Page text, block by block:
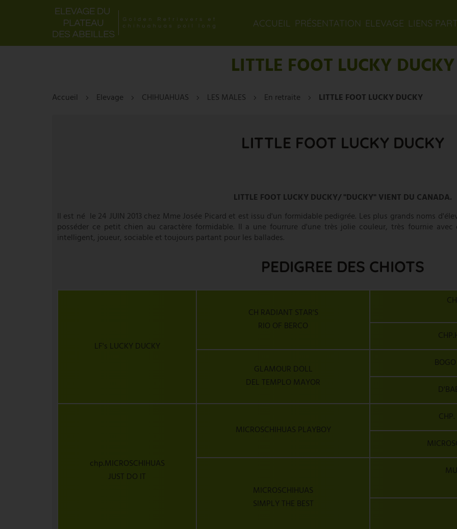
ACCUEIL PRÉSENTATION ELEVAGE LIENS
LITTLE FOOT LUCKY DUCKY
Accueil Elevage CHIHUAHUAS LES MALES En retraite LITTLE FOOT LUCKY DUCKY
LITTLE FOOT LUCKY DUCKY
LITTLE FOOT LUCKY DUCKY/ "DUCKY" VIENT DU CANADA.
Il est né le 24 JUIN 2013 chez Mme Josée Picard et est issu d'un formidable pedigrée. Les plus grands noms
posséder ce petit chien au caractère formidable. Il a une fourrure d'une très jolie couleur, très fournie
intelligent, joueur, sociable et toujours partant pour les ballades.
PEDIGREE DES CHIOTS
LF's LUCKY DUCKY
CH RADIANT STAR'S
RIO OF BERCO
GLAMOUR DOLL
DEL TEMPLO MAYOR
chp.MICROSCHIHUAS
JUST DO IT
MICROSCHIHUAS PLAYBOY
MICROSCHIHUAS
SIMPLY THE BEST